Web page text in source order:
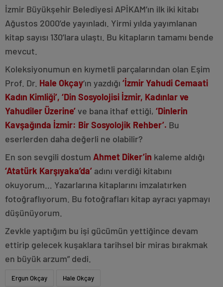
İzmir Büyükşehir Belediyesi APİKAM’ın ilk iki kitabı
Ağustos 2000’de yayınladı. Yirmi yılda yayımlanan
kitap sayısı 130’lara ulaştı. Bu kitapların tamamı bende
mevcut.
Koleksiyonumun en kıymetli parçalarından olan Eşim
Prof. Dr. Hale Okçay‘ın yazdığı ‘İzmir Yahudi Cemaati
Kadın Kimliği’, ‘Din Sosyolojisi İzmir, Kadınlar ve
Yahudiler Üzerine’ve bana ithaf ettiği, ‘Dinlerin
Kavşağında İzmir: Bir Sosyolojik Rehber’. Bu
eserlerden daha değerli ne olabilir?
En son sevgili dostum Ahmet Diker’in kaleme aldığı
‘Atatürk Karşıyaka’da’ adını verdiği kitabını
okuyorum… Yazarlarına kitaplarını imzalatırken
fotoğraflıyorum. Bu fotoğrafları kitap ayracı yapmayı
düşünüyorum.
Zevkle yaptığım bu işi gücümün yettiğince devam
ettirip gelecek kuşaklara tarihsel bir miras bırakmak
en büyük arzum” dedi.
Ergun Okçay Hale Okçay